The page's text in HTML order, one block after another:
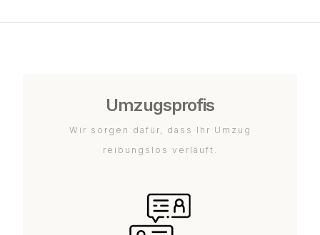
Umzugsprofis
Wir sorgen dafür, dass Ihr Umzug
reibungslos verläuft.